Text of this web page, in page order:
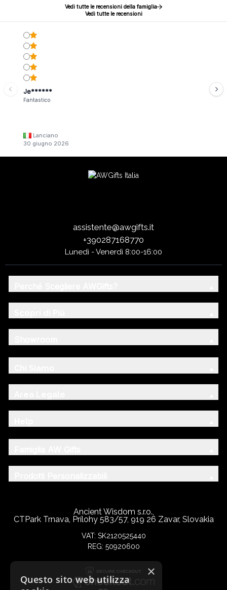
Vedi tutte le recensioni della famiglia
Vedi tutte le recensioni
Je******
Fantastico
Lanciano
30 giugno 2026
assistente@awgifts.it
+390287168770
Lunedì - Venerdì 8:00-16:00
Ancient Wisdom s.r.o.,
CTPark Trnava, Prílohy 583/57, 919 26 Zavar, Slovakia
VAT: SK2120525440
REG: 50920600
×
Questo sito web utilizza